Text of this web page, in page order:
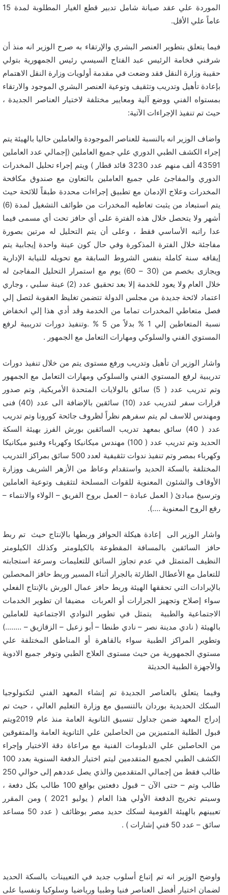
الموردة علي عقد صيانة شامل تدبير قطع الغيار المطلوبة لمدة 15
عاماً علي الأقل.
فيما يتعلق بتطوير العنصر البشري والإرتقاء به صرح الوزير انه منذ أن
شرفني فخامة الرئيس عبد الفتاح السيسي رئيس الجمهورية بتولي
حقيبة وزارة النقل فقد وضعت في مقدمة أولويات وزارة النقل الاهتمام
بإعادة تأهيل وتدريب وتثقيف وتوعية العنصر البشري الموجود والارتقاء
بمستواه الفني ووضع آلية ومعايير مختلفة لاختيار العناصر الجديدة ،
حيث تم تنفيذ الإجراءات الآتية:
واضاف الوزير انه بالنسبة للعناصر الموجودة والعاملين حاليا بالهيئة يتم
إجراء الكشف الطبي الدوري علي جميع العاملين (إجمالي عدد العاملين
43591 ألف منهم عدد 3230 قائد قطار ) ويتم إجراء تحليل المخدرات
الدوري والمفاجئ علي جميع العاملين بالتعاون مع صندوق مكافحة
المخدرات وعلاج الإدمان مع تطبيق إجراءات محددة طبقاً للائحة حيث
يتم استبعاد من يثبت تعاطيه المخدرات من طوائف التشغيل لمدة (6)
أشهر ولا يتحصل خلال هذه الفترة على أي حافز تحت أي مسمى فيما
عدا راتبه الأساسي فقط ، وعلى أن يتم التحليل له مرتين بصورة
مفاجئة خلال الفترة المذكورة وفي حال كون عينة واحدة إيجابية يتم
إيقافه سنة كاملة بنفس الشروط السابقة مع تحويله للنيابة الإدارية
ويجازى بخصم من (30 – 60) يوم مع استمرار التحليل المفاجئ له
خلال العام ولا يعود للخدمة إلا بعد تحقيق عدد (2) عينة سلبي ، وجاري
اعتماد لائحة جديدة من مجلس الدولة تتضمن تغليظ العقوبة لتصل إلي
فصل متعاطي المخدرات تماما من الخدمة وقد أدي هذا إلي انخفاض
نسبة المتعاطين إلي 1 % بدلاً من 5 % .وتنفيذ دورات تدريبية لرفع
المستوي الفني والسلوكي ومهارات التعامل مع الجمهور .
واشار الوزير ان تأهيل وتدريب ورفع مستوى يتم من خلال تنفيذ دورات
تدريبية لرفع المستوي الفني والسلوكي ومهارات التعامل مع الجمهور
وتم تدريب عدد ( 5) سائق بالولايات المتحدة الأمريكية, وتم صدور
قرارات سفر لتدريب عدد (10) سائقين بالإضافة الى عدد (40) فنى
ومهندس للاسف لم يتم سفرهم نظراً لظروف جائحة كورونا وتم تدريب
عدد ( 40) سائق بمعهد تدريب السائقين بورش الفرز بهيئة السكة
الحديد وتم تدريب عدد ( 100) مهندس ميكانيكا وكهرباء وفنيو ميكانيكا
وكهرباء بمصر وتم تنفيذ ندوات تثقيفية لعدد 500 سائق بمراكز التدريب
المختلفة بالسكة الحديد واستقدام وعاظ من الأزهر الشريف ووزارة
الأوقاف والشئون المعنوية للقوات المسلحة لتثقيف وتوعية العاملين
وترسيخ مبادئ ( العمل عبادة – العمل بروح الفريق – الولاء والانتماء –
رفع الروح المعنوية ….).
واشار الوزير الى إعادة هيكلة الحوافز وربطها بالإنتاج حيث تم ربط
حافز السائقين بالمسافة المقطوعة بالكيلومتر وكذلك الكيلومتر
النظيف المتمثل في عدم تجاوز السائق للتعليمات وسرعة استجابته
للتعامل مع الأعطال الطارئة بالجرار أثناء المسير وربط حافز المحصلين
بالإيرادات التي تحققها الهيئة وربط حافز عمال الورش بالإنتاج الفعلي
سواء إصلاح وتجهيز الجرارات أو العربات مضيفا ان تطوير الخدمات
الاجتماعية والطبية يتمثل في تطوير النوادي الاجتماعية للعاملين
بالهيئة ( نادي مدينة نصر – نادي طنطا – أبو زعبل – الزقازيق – ……..)
وتطوير المراكز الطبية سواء بالقاهرة أو المناطق المختلفة علي
مستوي الجمهورية من حيث مستوى العلاج الطبي وتوفر جميع الادوية
والأجهزة الطبية الحديثة
وفيما يتعلق بالعناصر الجديدة تم إنشاء المعهد الفني لتكنولوجيا
السكك الحديدية بوردان بالتنسيق مع وزارة التعليم العالي ، حيث تم
إدراج المعهد ضمن جداول تنسيق الثانوية العامة منذ عام 2019ويتم
قبول الطلبة المتميزين من الحاصلين علي الثانوية العامة والمتفوقين
من الحاصلين علي الدبلومات الفنية مع مراعاة دقة الاختيار وإجراء
الكشف الطبي لجميع المتقدمين ليتم اختيار الدفعة السنوية بعدد 100
طالب فقط من إجمالي المتقدمين والذي يصل عددهم إلى حوالي 250
طالب وتم – حتى الآن – قبول دفعتين بواقع 100 طالب بكل دفعة ،
وسيتم تخريج الدفعة الأولي هذا العام ( يوليو 2021 ) ومن المقرر
تعيينهم بالهيئة القومية لسكك حديد مصر بوظائف ( عدد 50 مساعد
سائق – عدد 50 فني إشارات ) .
واوضح الوزير انه تم إتباع أسلوب جديد في التعيينات بالسكة الحديد
لضمان اختيار أفضل العناصر فنيا وطبيا ورياضيا وسلوكيا ونفسيا على